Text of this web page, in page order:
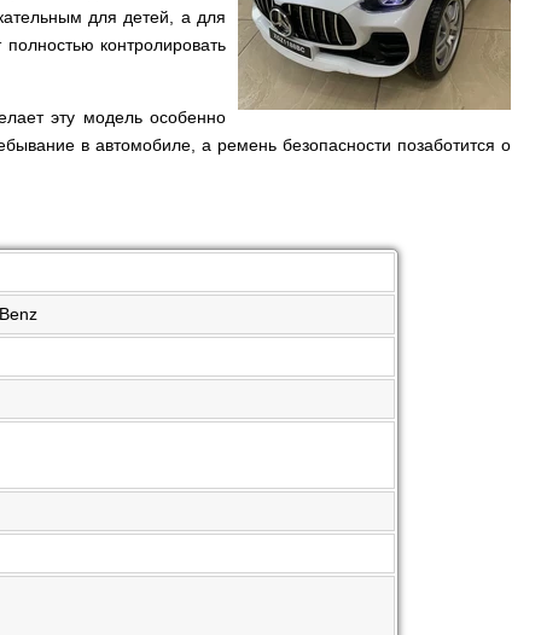
для детей, а для
контролировать
эту модель особенно
в автомобиле, а ремень безопасности позаботится о